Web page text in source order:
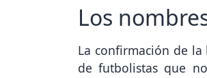
Los
La confirmación de
de futbolistas que